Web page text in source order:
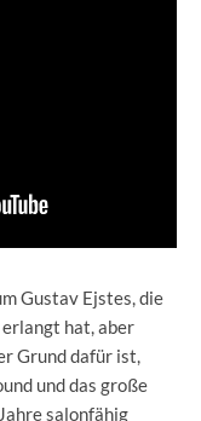
Gustav Ejstes, die
hat, aber
Grund dafür ist,
und das große
salonfähig